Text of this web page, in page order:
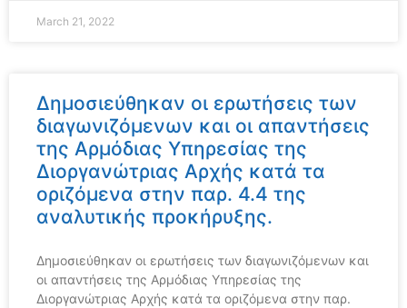
March 21, 2022
Δημοσιεύθηκαν οι ερωτήσεις των
διαγωνιζόμενων και οι απαντήσεις
της Αρμόδιας Υπηρεσίας της
Διοργανώτριας Αρχής κατά τα
οριζόμενα στην παρ. 4.4 της
αναλυτικής προκήρυξης.
Δημοσιεύθηκαν οι ερωτήσεις των διαγωνιζόμενων και
οι απαντήσεις της Αρμόδιας Υπηρεσίας της
Διοργανώτριας Αρχής κατά τα οριζόμενα στην παρ.